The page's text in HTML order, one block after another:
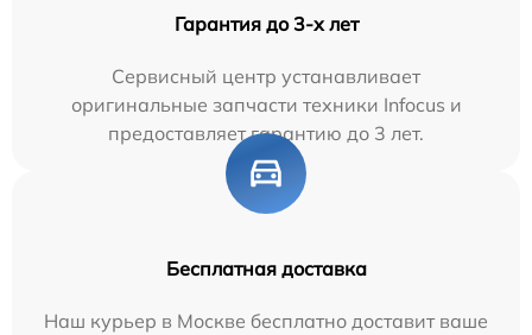
Гарантия до 3-х лет
Сервисный центр устанавливает
оригинальные запчасти техники Infocus и
предоставляет гарантию до 3 лет.
Бесплатная доставка
Наш курьер в Москве бесплатно доставит ваше